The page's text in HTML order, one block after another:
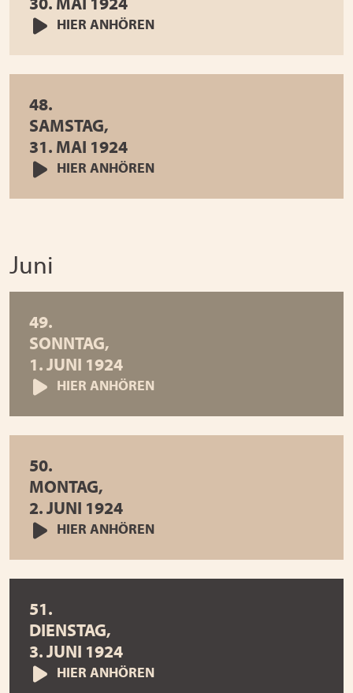
HIER ANHÖREN
48.
SAMSTAG,
31. MAI 1924
HIER ANHÖREN
Juni
49.
SONNTAG,
1. JUNI 1924
HIER ANHÖREN
50.
MONTAG,
2. JUNI 1924
HIER ANHÖREN
51.
DIENSTAG,
3. JUNI 1924
HIER ANHÖREN